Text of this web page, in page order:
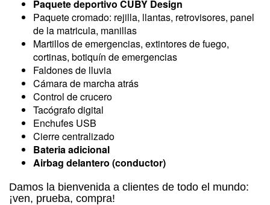
Paquete deportivo CUBY Design
Paquete cromado: rejilla, llantas, retrovisores, panel
de la matricula, manillas
Martillos de emergencias, extintores de fuego,
cortinas, botiquín de emergencias
Faldones de lluvia
Cámara de marcha atrás
Control de crucero
Tacógrafo digital
Enchufes USB
Cierre centralizado
Bateria adicional
Airbag delantero (conductor)
Damos la bienvenida a clientes de todo el mundo:
¡ven, prueba, compra!